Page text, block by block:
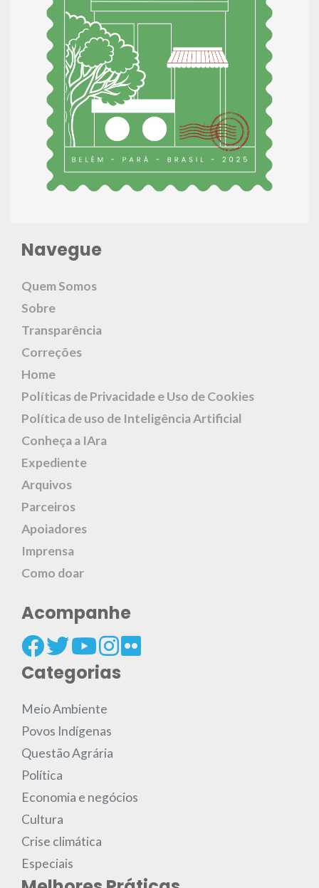
Navegue
Quem Somos
Sobre
Transparência
Correções
Home
Políticas de Privacidade e Uso de Cookies
Política de uso de Inteligência Artificial
Conheça a IAra
Expediente
Arquivos
Parceiros
Apoiadores
Imprensa
Como doar
Acompanhe
Categorias
Meio Ambiente
Povos Indígenas
Questão Agrária
Política
Economia e negócios
Cultura
Crise climática
Especiais